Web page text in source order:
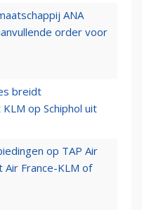
ANA
order voor
breidt
op Schiphol uit
op TAP Air
France-KLM of